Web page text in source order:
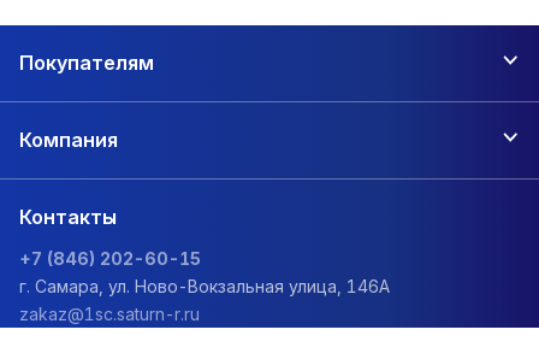
Покупателям
Компания
Контакты
+7 (846) 202-60-15
г. Самара, ул. Ново-Вокзальная улица, 146А
zakaz@1sc.saturn-r.ru